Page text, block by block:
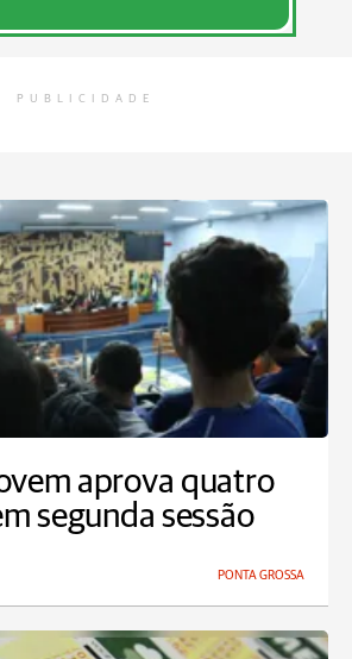
PUBLICIDADE
aprova quatro
segunda sessão
PONTA GROSSA